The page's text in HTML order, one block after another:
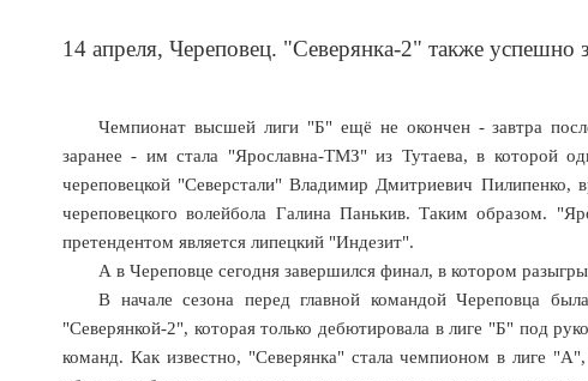
14 апреля, Череповец. "Северянка-2" также успешно
Чемпионат высшей лиги "Б" ещё не окончен - завтра
заранее - им стала "Ярославна-ТМЗ" из Тутаева, в которой
череповецкой "Северстали" Владимир Дмитриевич Пилипенко,
череповецкого волейбола Галина Панькив. Таким образом.
претендентом является липецкий "Индезит".
А в Череповце сегодня завершился финал, в котором
В начале сезона перед главной командой Череповца
"Северянкой-2", которая только дебютировала в лиге "Б" под
команд. Как известно, "Северянка" стала чемпионом в лиге